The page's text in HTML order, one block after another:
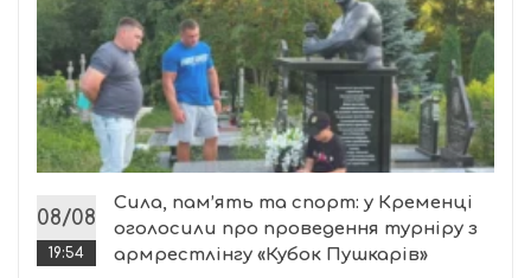
08/08
19:54
Сила, пам’ять та спорт: у Кременці
оголосили про проведення турніру з
армрестлінгу «Кубок Пушкарів»